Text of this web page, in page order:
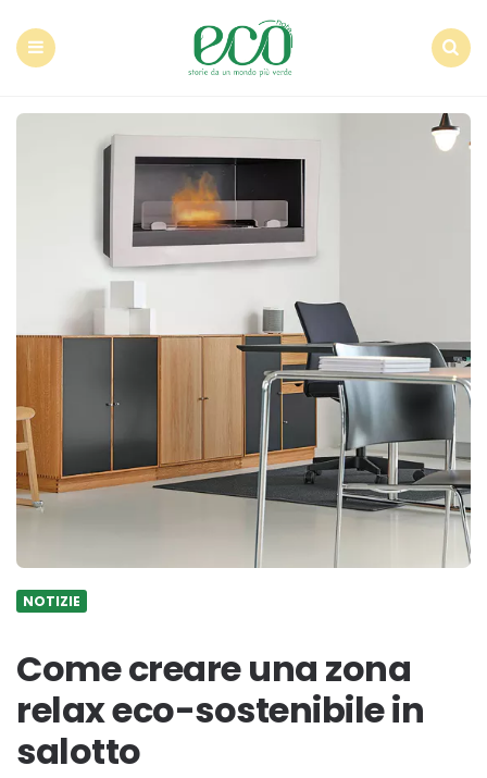
NOTIZIE
Come creare una zona
relax eco-sostenibile in
salotto